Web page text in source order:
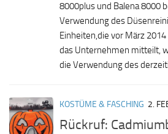
8000plus und Balena 8000
Verwendung des
Einheiten,die vor März
das Unternehmen mitteilt,
die Verwendung des
KOSTÜME & FASCHING 2.
Rückruf: